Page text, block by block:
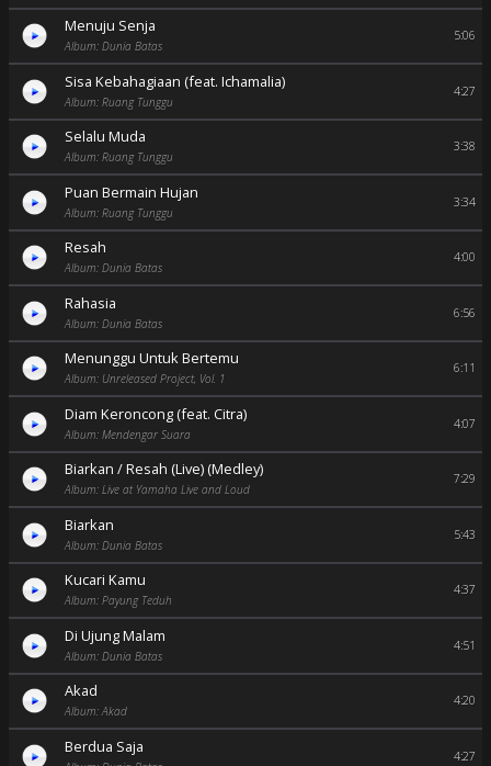
Menuju Senja
Album: Dunia Batas
5:06
Sisa Kebahagiaan (feat. Ichamalia)
Album: Ruang Tunggu
4:27
Selalu Muda
Album: Ruang Tunggu
3:38
Puan Bermain Hujan
Album: Ruang Tunggu
3:34
Resah
Album: Dunia Batas
4:00
Rahasia
Album: Dunia Batas
6:56
Menunggu Untuk Bertemu
Album: Unreleased Project, Vol. 1
6:11
Diam Keroncong (feat. Citra)
Album: Mendengar Suara
4:07
Biarkan / Resah (Live) (Medley)
Album: Live at Yamaha Live and Loud
7:29
Biarkan
Album: Dunia Batas
5:43
Kucari Kamu
Album: Payung Teduh
4:37
Di Ujung Malam
Album: Dunia Batas
4:51
Akad
Album: Akad
4:20
Berdua Saja 4:27